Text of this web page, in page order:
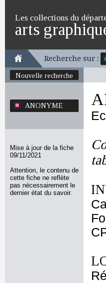
Les collections du
arts
Recherche sur :
Nouvelle recherche
ANONYME
Mise à jour de la fiche
09/11/2021
Attention, le contenu de
cette fiche ne reflète
pas nécessairement le
dernier état du savoir.